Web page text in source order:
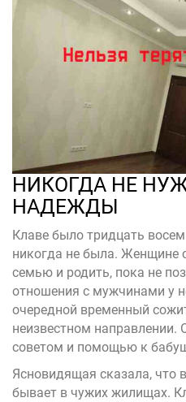
НИКОГДА НЕ
НАДЕЖДЫ
Клаве было тридцать
никогда не была. Женщине
семью и родить, пока не
отношения с мужчинами у
очередной временный
неизвестном направлении.
советом и помощью к
Ясновидящая сказала, что
бывает в чужих жилищах.